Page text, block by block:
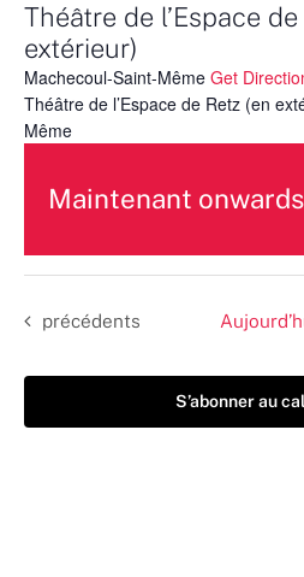
Théâtre de l’Espace de
extérieur)
Machecoul-Saint-Même Get
Théâtre de l’Espace de Retz (en
Même
Maintenant onwards
une
date.
Évènements
précédents
S’abonner au